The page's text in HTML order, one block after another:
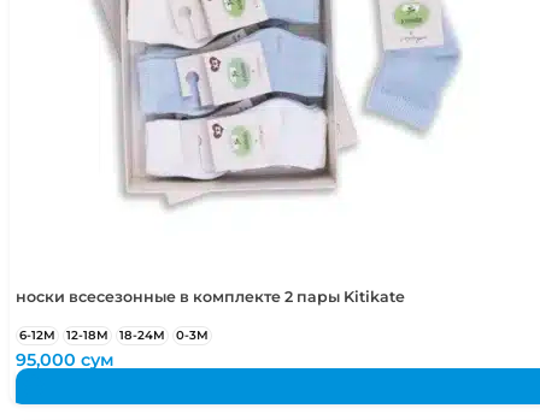
носки всесезонные в комплекте 2 пары Kitikate
6-12М 12-18М 18-24М 0-3М
95,000сум